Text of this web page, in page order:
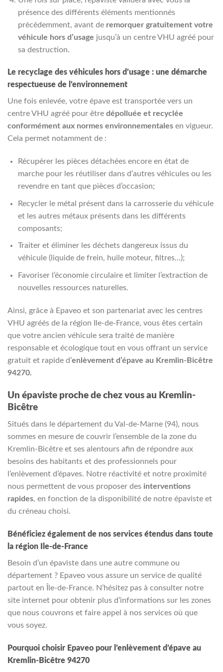
présence des différents éléments mentionnés
précédemment, avant de remorquer gratuitement votre
véhicule hors d’usage jusqu’à un centre VHU agréé pour
sa destruction.
Le recyclage des véhicules hors d’usage : une démarche
respectueuse de l’environnement
Une fois enlevée, votre épave est transportée vers un
centre VHU agréé pour être dépolluée et recyclée
conformément aux normes environnementales en vigueur.
Cela permet notamment de :
Récupérer les pièces détachées encore en état de
marche pour les réutiliser dans d’autres véhicules ou les
revendre en tant que pièces d’occasion;
Recycler le métal présent dans la carrosserie du véhicule
et les autres métaux présents dans les différents
composants;
Traiter et éliminer les déchets dangereux issus du
véhicule (liquide de frein, huile moteur, filtres…);
Favoriser l’économie circulaire et limiter l’extraction de
nouvelles ressources naturelles.
Ainsi, grâce à Epaveo et son partenariat avec les centres
VHU agréés de la région Ile-de-France, vous êtes certain
que votre ancien véhicule sera traité de manière
responsable et écologique tout en vous offrant un service
gratuit et rapide d’enlèvement d’épave au Kremlin-Bicêtre
94270.
Un épaviste proche de chez vous au Kremlin-
Bicêtre
Situés dans le département du Val-de-Marne (94), nous
sommes en mesure de couvrir l’ensemble de la zone du
Kremlin-Bicêtre et ses alentours afin de répondre aux
besoins des habitants et des professionnels pour
l’enlèvement d’épaves. Notre réactivité et notre proximité
nous permettent de vous proposer des interventions
rapides, en fonction de la disponibilité de notre épaviste et
du créneau choisi.
Bénéficiez également de nos services étendus dans toute
la région Ile-de-France
Besoin d’un épaviste dans une autre commune ou
département ? Epaveo vous assure un service de qualité
partout en Île-de-France. N’hésitez pas à consulter notre
site internet pour obtenir plus d’informations sur les zones
que nous couvrons et faire appel à nos services où que
vous soyez.
Pourquoi choisir Epaveo pour l’enlèvement d’épave au
Kremlin-Bicêtre 94270